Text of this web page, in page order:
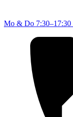
Mo & Do 7:30–17:30